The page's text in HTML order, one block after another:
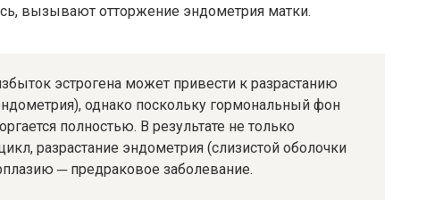
вызывают отторжение эндометрия матки.
эстрогена может привести к разрастанию
однако поскольку гормональный фон
полностью. В результате не только
разрастание эндометрия (слизистой оболочки
─ предраковое заболевание.